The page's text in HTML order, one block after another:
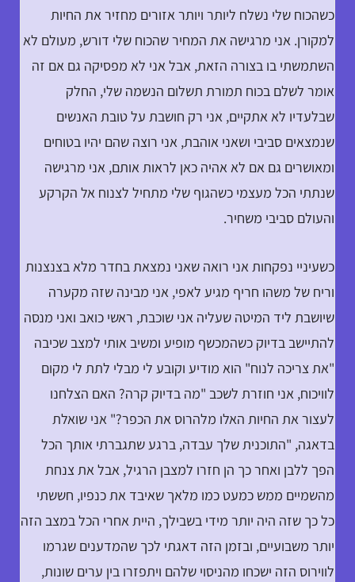
כשהכוח שלי נשלח ליותר ויותר אזורים מחזיר את החיות
למקורן. אני מרגישה את המחיר שהכוח שלי דורש, מעולם לא
השתמשתי בו בצורה הזאת, אבל אני לא מפסיקה גם אם זה
אומר לשלם בכוח תמורת תשלום הנשמה שלי, החלק
שבלעדיו לא אתקיים, אני רק חושבת על טובת האנשים
שנמצאים סביבי ושאני אוהבת, אני רוצה שהם יהיו בטוחים
ומאושרים גם אם לא אהיה כאן לראות אותם, אני מרגישה
שנתתי הכל מעצמי כשהגוף שלי מתחיל לצנוח אל הקרקע
והעולם סביבי משחיר.
כשעיניי נפקחות אני רואה שאני נמצאת בחדר מלא בצנצנות
וריח של משהו חריף מגיע לאפי, אני מבינה שזה מקערה
שיושבת ליד המיטה שעליה אני שוכבת, ראשי כואב ואני מנסה
להתיישב בדיוק כשהמכשף מופיע ומשיב אותי למצב שכיבה
"את צריכה לנוח" הוא מודיע וקובע לי מבלי לתת לי מקום
לוויכוח, אני חוזרת לשכב "מה בדיוק קרה? האם הצלחנו
לעצור את החיות האלו מלהרוס את הכפר?" אני שואלת
בדאגה, "התוכנית שלך עבדה, ברגע שתגברתי אותך הכל
הפך ללבן ואחר כך הן חזרו למצבן הרגיל, אבל את צנחת
מהשמיים ממש כמעט כמו מלאך שאיבד את כנפיו, חששתי
כל כך שזה היה יותר מידי בשבילך, היית אחרי הכל במצב הזה
יותר משבועיים, ובזמן הזה דאגתי לכך שהמדענים שגרמו
לווירוס הזה ישכחו מהניסוי שלהם ויתפזרו בין ערים שונות,